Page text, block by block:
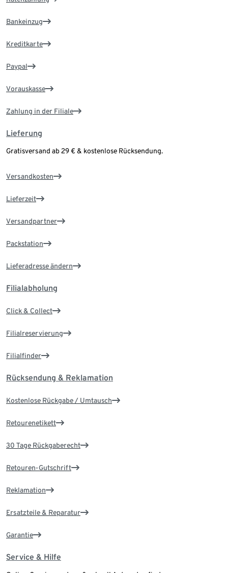
Bankeinzug
Kreditkarte
Paypal
Vorauskasse
Zahlung in der Filiale
Lieferung
Gratisversand ab 29 € & kostenlose Rücksendung.
Versandkosten
Lieferzeit
Versandpartner
Packstation
Lieferadresse ändern
Filialabholung
Click & Collect
Filialreservierung
Filialfinder
Rücksendung & Reklamation
Kostenlose Rückgabe / Umtausch
Retourenetikett
30 Tage Rückgaberecht
Retouren-Gutschrift
Reklamation
Ersatzteile & Reparatur
Garantie
Service & Hilfe